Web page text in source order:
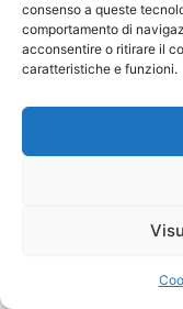
consenso a queste
comportamento di
acconsentire o ritirare il
caratteristiche e funzioni.
Copyright © 2026 Il